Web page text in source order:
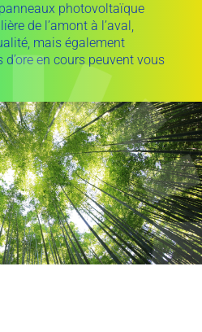
photovoltaïque
de l’amont à l’aval,
mais également
en cours peuvent vous